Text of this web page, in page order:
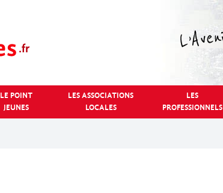
LE POINT
JEUNES
LES ASSOCIATIONS
LOCALES
LES
PROFESSIONNELS